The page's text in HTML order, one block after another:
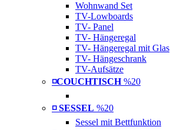
Wohnwand Set
TV-Lowboards
TV- Panel
TV- Hängeregal
TV- Hängeregal mit Glas
TV- Hängeschrank
TV-Aufsätze
◽COUCHTISCH %20
◽ SESSEL %20
Sessel mit Bettfunktion